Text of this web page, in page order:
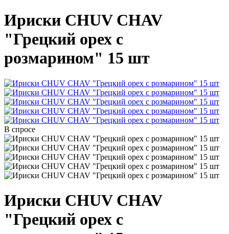
Ириски CHUV CHAV
"Грецкий орех с
розмарином" 15 шт
В спросе
Ириски CHUV CHAV
"Грецкий орех с